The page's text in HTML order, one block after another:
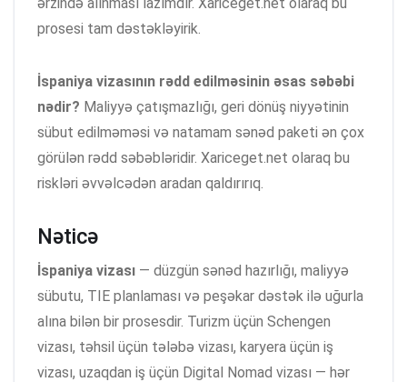
prosesi tam dəstəkləyirik.
İspaniya vizasının rədd edilməsinin əsas səbəbi
nədir? Maliyyə çatışmazlığı, geri dönüş niyyətinin
sübut edilməməsi və natamam sənəd paketi ən çox
görülən rədd səbəbləridir. Xariceget.net olaraq bu
riskləri əvvəlcədən aradan qaldırırıq.
Nəticə
İspaniya vizası — düzgün sənəd hazırlığı, maliyyə
sübutu, TIE planlaması və peşəkar dəstək ilə uğurla
alına bilən bir prosesdir. Turizm üçün Schengen
vizası, təhsil üçün tələbə vizası, karyera üçün iş
vizası, uzaqdan iş üçün Digital Nomad vizası — hər